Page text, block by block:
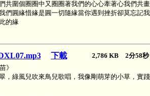
共圍個圈圈中又圈圈著我們的心心牽著心我們共
們圓緣惜緣是圓一切隨緣當你遇到挫折卻莫忘記
的緣
下載
2,786 KB 2分58
》
，綠風兒吹來鳥兒歌唱，我像剛萌芽的小草，實